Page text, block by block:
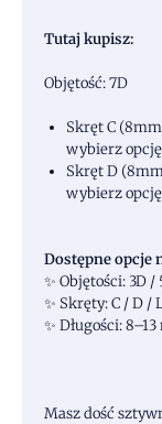
Tutaj kupisz:
Objętość: 7D
Skręt C
wybierz opcję
Skręt D
wybierz opcję
Dostępne opcje
✨ Objętości: 3D /
✨ Skręty: C / D /
✨ Długości:
Masz dość